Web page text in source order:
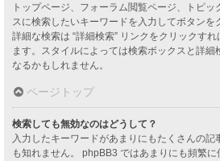
トップページ、フォーラム閲覧ページ、トピッ
スに検索したいキーワードを入力してボタンを
詳細な検索は “詳細検索” リンクをクリックす
ます。スタイルによっては検索ボックスと詳
なるかもしれません。
ページトップ
検索しても無効なのはどうして？
入力したキーワードがあまりにもたくさんの
も知れません。 phpBB3 ではあまりにも頻繁